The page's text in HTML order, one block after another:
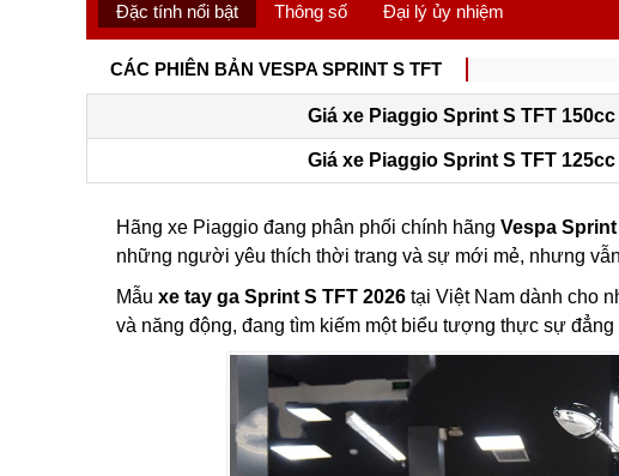
Đặc tính nổi bật Thông số Đại lý ủy nhiệm
CÁC PHIÊN BẢN VESPA SPRINT S TFT
Giá xe Piaggio Sprint S TFT 150cc
Giá xe Piaggio Sprint S TFT 125cc
Hãng xe Piaggio đang phân phối chính hãng Vespa
những người yêu thích thời trang và sự mới mẻ, nhưng
Mẫu xe tay ga Sprint S TFT 2026 tại Việt Nam dành cho
và năng động, đang tìm kiếm một biểu tượng thực sự đẳng